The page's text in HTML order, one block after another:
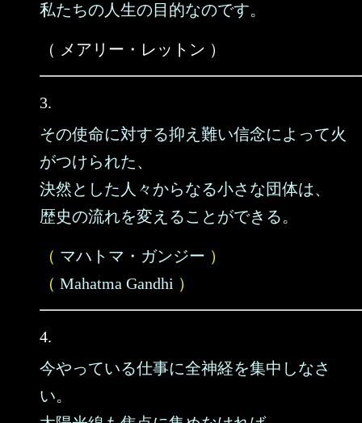
私たちの人生の目的なのです。
（ メアリー・レットン ）
3.
その使命に対する抑え難い信念によって火
がつけられた、
決然とした人々からなる小さな団体は、
歴史の流れを変えることができる。
（ マハトマ・ガンジー ）
（ Mahatma Gandhi ）
4.
今やっている仕事に全神経を集中しなさ
い。